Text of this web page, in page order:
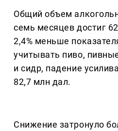
Общий объем
семь месяцев достиг
2,4% меньше
учитывать пиво,
и сидр, падение
82,7 млн дал.
Снижение затронуло